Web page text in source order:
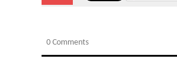
0 Comments